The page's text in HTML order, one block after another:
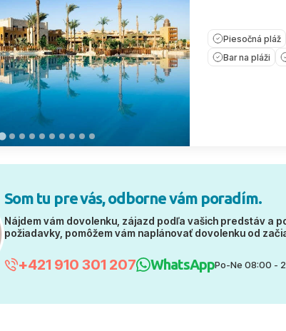
Piesočná pláž
Bar na pláži
Som tu pre vás, odborne vám poradím.
Nájdem vám dovolenku, zájazd podľa vašich predstáv a
požiadavky, pomôžem vám naplánovať dovolenku od
+421 910 301 207 WhatsAppPo-Ne 08:00 -